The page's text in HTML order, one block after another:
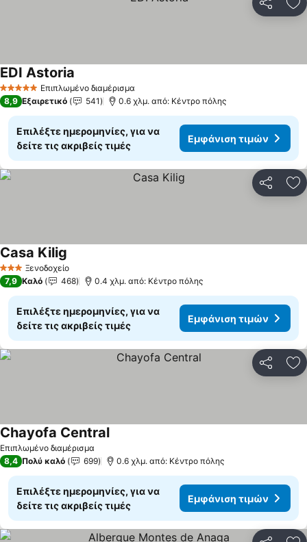
5 Αστέρια Επιπλωμένο διαμέρισμα
EDI Astoria
8,9 Εξαιρετικό 541 0.6 χλμ. από: Κέντρο πόλης
Επιλέξτε ημερομηνίες, για να
δείτε τις ακριβείς τιμές
Εμφάνιση τιμών
3 ΑστέριαΞενοδοχείο
Casa Kilig
7,9 Καλό 468 0.4 χλμ. από: Κέντρο πόλης
Επιλέξτε ημερομηνίες, για να
δείτε τις ακριβείς τιμές
Εμφάνιση τιμών
Επιπλωμένο διαμέρισμα
Chayofa Central
8,4 Πολύ καλό 699 0.6 χλμ. από: Κέντρο πόλης
Επιλέξτε ημερομηνίες, για να
δείτε τις ακριβείς τιμές
Εμφάνιση τιμών